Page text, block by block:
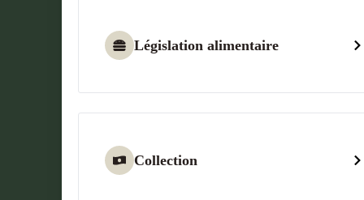
Législation alimentaire
Collection